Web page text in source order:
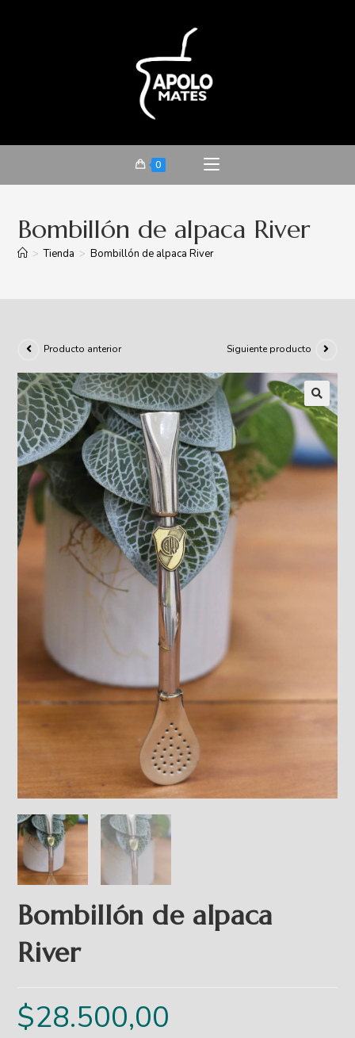
0
Bombillón de alpaca River
> Tienda > Bombillón de alpaca River
Producto anterior Siguiente producto
Bombillón de alpaca
River
$28.500,00